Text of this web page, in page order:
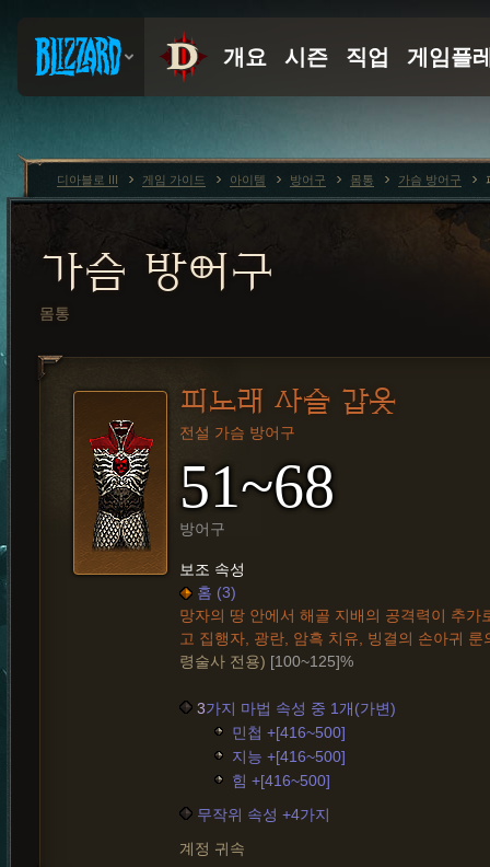
가슴 방어구
몸통
피노래 사슬 갑옷
전설 가슴 방어구
51~68
방어구
보조 속성
홈 (3)
망자의 땅 안에서 해골 지배의 공격력이 추가
고 집행자, 광란, 암흑 치유, 빙결의 손아귀 룬
령술사 전용) [100~125]%
3가지 마법 속성 중 1개(가변)
민첩 +[416~500]
지능 +[416~500]
힘 +[416~500]
무작위 속성 +4가지
계정 귀속
디아블로 III 게임 가이드 아이템 방어구 몸통 가슴 방어구